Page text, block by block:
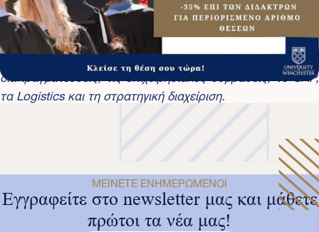
Είναι ειδικός προμηθειών με αποδεδειγμένη πολυετή
εμπειρία και εξειδικευμένη γνώση στη διοίκηση και
διαχείριση των προμηθειών, στις προηγμένες
διαπραγματεύσεις, τις επιχειρησιακές συμβάσεις, τοSAP,
ταLogisticsκαι τη στρατηγική διαχείριση.
ΜΕΊΝΕΤΕ ΕΝΗΜΕΡΩΜΈΝΟΙ
Εγγραφείτε στο newsletter μας και μάθετε
πρώτοι τα νέα μας!